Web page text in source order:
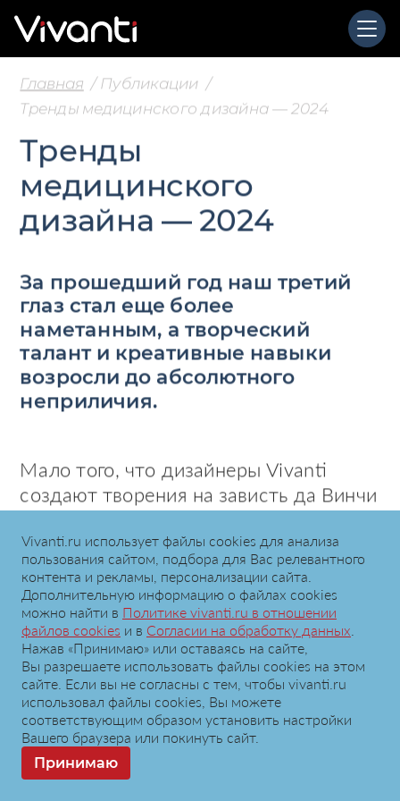
Главная Публикации
Тренды медицинского дизайна — 2024
Тренды
медицинского
дизайна — 2024
За прошедший год наш третий
глаз стал еще более
наметанным, а творческий
талант и креативные навыки
возросли до абсолютного
неприличия.
#нейросети
#безграничная насыщенность
#3d
Мало того, что дизайнеры Vivanti
создают творения на зависть да Винчи
и Midjourney. Наши творцы
бесстрашно делятся с широкой
публикой своими секретами
и трендами медицинского дизайна
на 2024 год, уловленными тонким
художественным чутьем.
Vivanti.ru использует файлы сookies для анализа
пользования сайтом, подбора для Вас релевантного
контента и рекламы, персонализации сайта.
Дополнительную информацию о файлах cookies
можно найти в Политике vivanti.ru в отношении
файлов cookies и в Согласии на обработку данных
Нажав «Принимаю» или оставаясь на сайте,
Вы разрешаете использовать файлы cookies на этом
сайте. Если вы не согласны с тем, чтобы vivanti.ru
использовал файлы сookies, Вы можете
соответствующим образом установить настройки
Вашего браузера или покинуть сайт.
Принимаю